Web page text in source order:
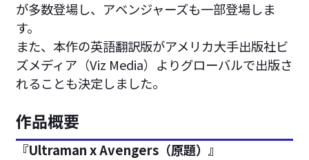
が多数登場し、アベンジャーズも一部登場しま
す。
また、本作の英語翻訳版がアメリカ大手出版社ビ
ズメディア（Viz Media）よりグローバルで出版さ
れることも決定しました。
作品概要
『Ultraman x Avengers（原題）』